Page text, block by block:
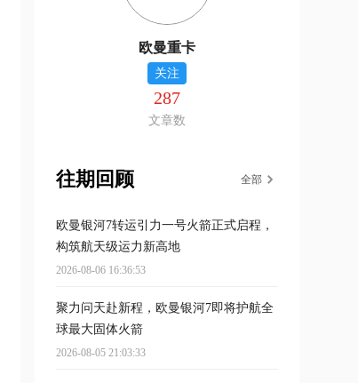
欧曼重卡
关注
287
文章数
往期回顾 全部
欧曼银河7转运引力一号火箭正式启程，
构筑航天级运力新高地
2026-08-06 16:36:53
聚力问天赴新程，欧曼银河7即将护航全
球最大固体火箭
2026-08-05 21:03:33